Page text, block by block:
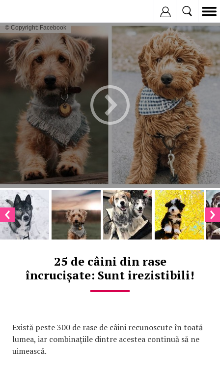
© Copyright: Facebook
25 de câini din rase
încrucișate: Sunt irezistibili!
Există peste 300 de rase de câini recunoscute în toată
lumea, iar combinațiile dintre acestea continuă să ne
uimească.